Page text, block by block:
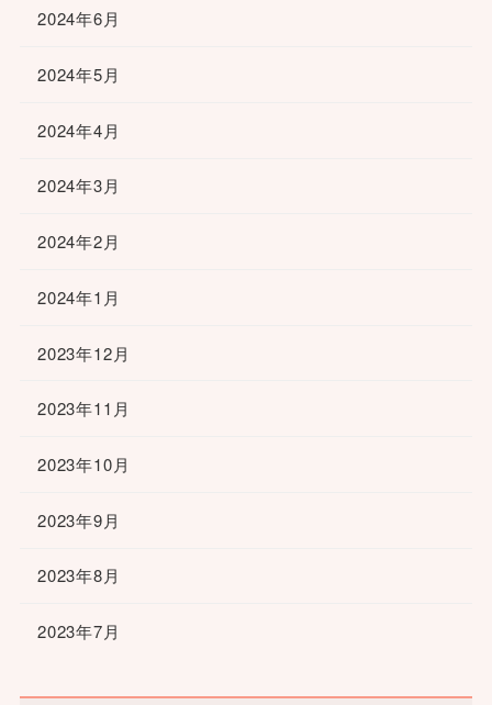
2024年6月
2024年5月
2024年4月
2024年3月
2024年2月
2024年1月
2023年12月
2023年11月
2023年10月
2023年9月
2023年8月
2023年7月